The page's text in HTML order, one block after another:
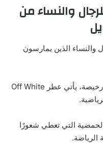
والنساء من
والنساء الذين يمارسون
ومن بين تشكيلة عطور فيجن الرجالية رخيصة، يأتي عطر Off White
التي تعطي شعورًا
الرياضة.